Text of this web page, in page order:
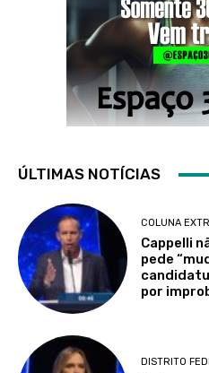
ÚLTIMAS NOTÍCIAS
COLUNA
Cappelli
pede
por
DISTRITO